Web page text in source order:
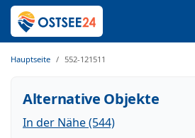
Hauptseite 552-121511
Alternative Objekte
In der Nähe (544)